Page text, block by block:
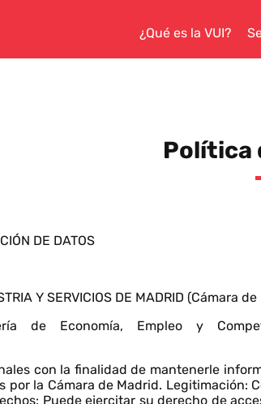
¿Qué es la VUI?
Política
DE DATOS
Y SERVICIOS DE MADRID
de Economía, Empleo y
con la finalidad de mantenerle
la Cámara de Madrid.
Puede ejercitar su derecho de